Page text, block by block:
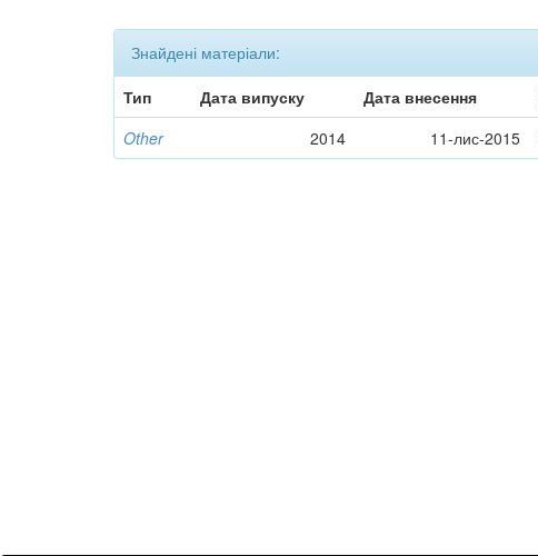
Знайдені матеріали:
Тип
Дата випуску Дата внесення
Other
2014 11-лис-2015